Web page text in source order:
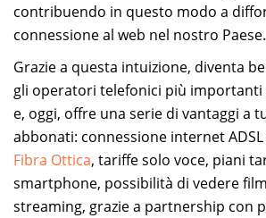
contribuendo in questo modo a
connessione al web nel nostro Paese.
Grazie a questa intuizione, diventa
gli operatori telefonici più importanti
e, oggi, offre una serie di vantaggi a
abbonati: connessione internet ADSL
Fibra Ottica, tariffe solo voce, piani
smartphone, possibilità di vedere
streaming, grazie a partnership con